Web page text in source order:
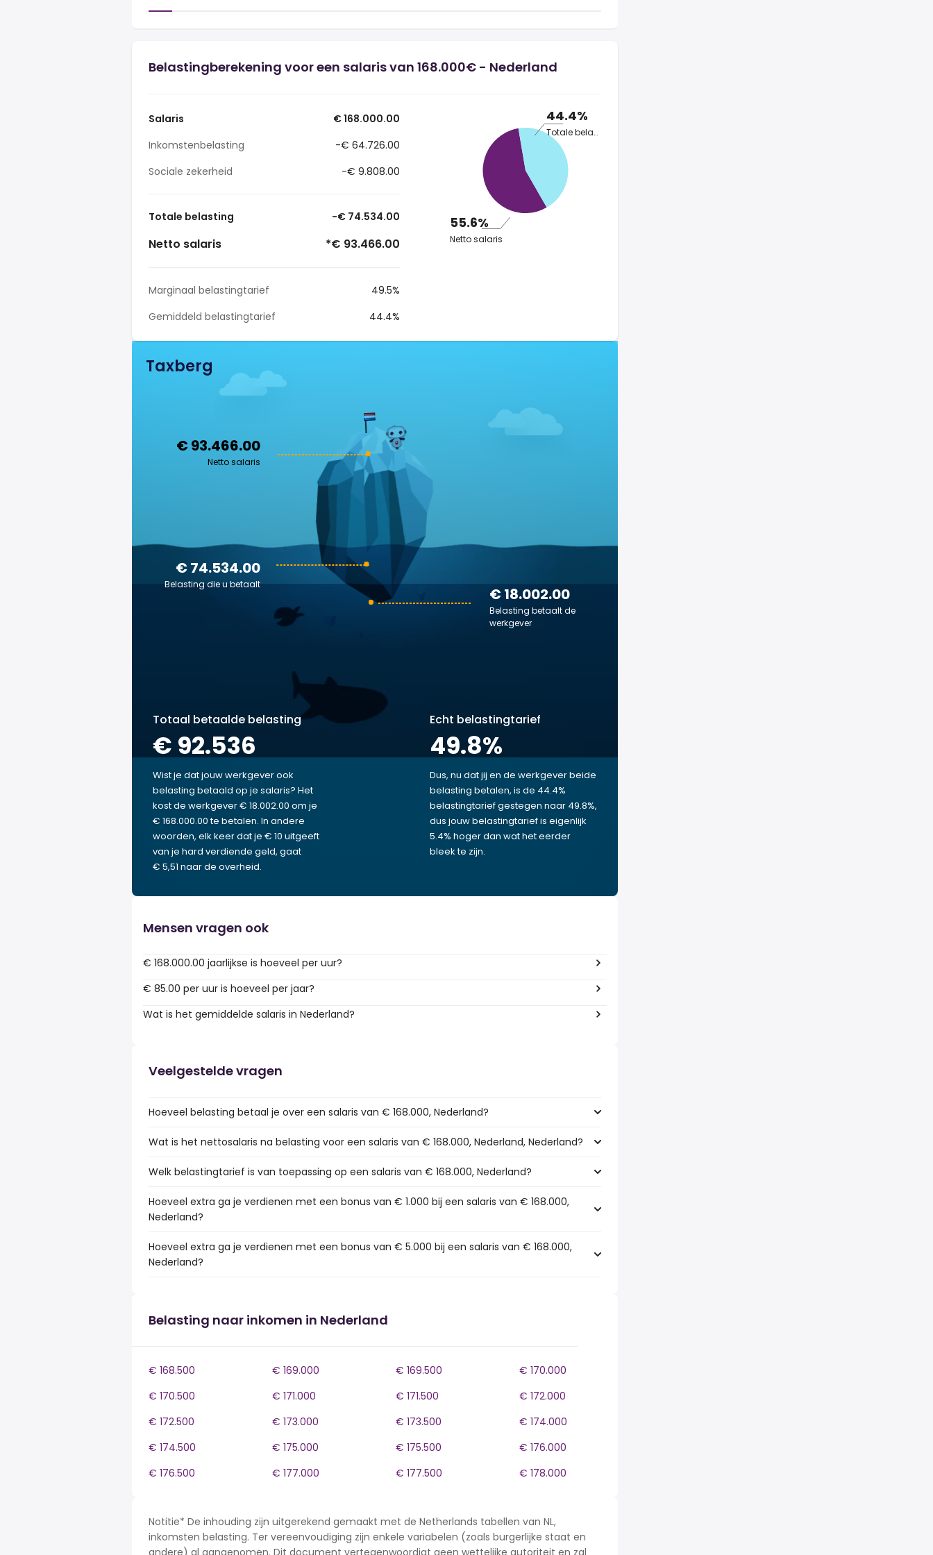
Belastingberekening voor een salaris van 168.000€ - Nederland
Salaris
€ 168.000.00
Inkomstenbelasting
-€ 64.726.00
Sociale zekerheid
-€ 9.808.00
Totale belasting -€ 74.534.00
Netto salaris *€ 93.466.00
Marginaal belastingtarief
49.5%
Gemiddeld belastingtarief
44.4%
44.4%
Totale belasting
55.6%
Netto salaris
Taxberg
€ 93.466.00
Netto salaris
€ 18.002.00
Belasting betaalt de
werkgever
€ 74.534.00
Belasting die u betaalt
Totaal betaalde belasting
€ 92.536
Wist je dat jouw werkgever ook
belasting betaald op je salaris? Het
kost de werkgever € 18.002.00 om je
€ 168.000.00 te betalen. In andere
woorden, elk keer dat je € 10 uitgeeft
van je hard verdiende geld, gaat
€ 5,51 naar de overheid.
Echt belastingtarief
49.8%
Dus, nu dat jij en de werkgever beide
belasting betalen, is de 44.4%
belastingtarief gestegen naar 49.8%,
dus jouw belastingtarief is eigenlijk
5.4% hoger dan wat het eerder
bleek te zijn.
Mensen vragen ook
€ 168.000.00 jaarlijkse is hoeveel per uur?
€ 85.00 per uur is hoeveel per jaar?
Wat is het gemiddelde salaris in Nederland?
Veelgestelde vragen
Hoeveel belasting betaal je over een salaris van € 168.000, Nederland?
Wat is het nettosalaris na belasting voor een salaris van € 168.000, Nederland, Nederland?
Welk belastingtarief is van toepassing op een salaris van € 168.000, Nederland?
Hoeveel extra ga je verdienen met een bonus van € 1.000 bij een salaris van € 168.000,
Nederland?
Hoeveel extra ga je verdienen met een bonus van € 5.000 bij een salaris van € 168.000,
Nederland?
Belasting naar inkomen in Nederland
€ 168.500 € 169.000 € 169.500
€ 170.000
€ 170.500
€ 171.000 € 171.500
€ 172.000
€ 172.500
€ 173.000 € 173.500
€ 174.000
€ 174.500
€ 175.000 € 175.500
€ 176.000
€ 176.500
€ 177.000 € 177.500 € 178.000
Notitie* De inhouding zijn uitgerekend gemaakt met de Netherlands tabellen van NL,
inkomsten belasting. Ter vereenvoudiging zijn enkele variabelen (zoals burgerlijke staat en
andere) al aangenomen. Dit document vertegenwoordigt geen wettelijke autoriteit en zal